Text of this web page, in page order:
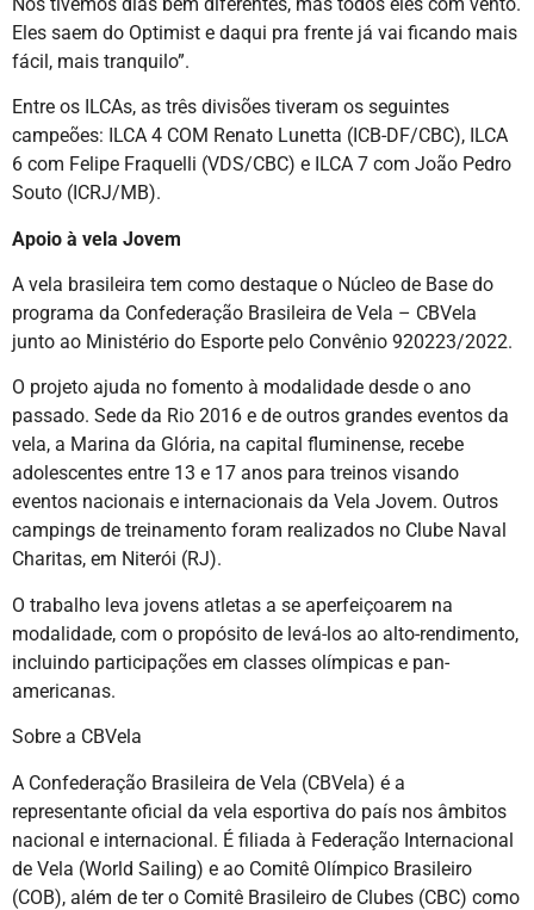
Eles saem do Optimist e daqui pra frente já vai ficando mais
fácil, mais tranquilo”.
Entre os ILCAs, as três divisões tiveram os seguintes
campeões: ILCA 4 COM Renato Lunetta (ICB-DF/CBC), ILCA
6 com Felipe Fraquelli (VDS/CBC) e ILCA 7 com João Pedro
Souto (ICRJ/MB).
Apoio à vela Jovem
A vela brasileira tem como destaque o Núcleo de Base do
programa da Confederação Brasileira de Vela – CBVela
junto ao Ministério do Esporte pelo Convênio 920223/2022.
O projeto ajuda no fomento à modalidade desde o ano
passado. Sede da Rio 2016 e de outros grandes eventos da
vela, a Marina da Glória, na capital fluminense, recebe
adolescentes entre 13 e 17 anos para treinos visando
eventos nacionais e internacionais da Vela Jovem. Outros
campings de treinamento foram realizados no Clube Naval
Charitas, em Niterói (RJ).
O trabalho leva jovens atletas a se aperfeiçoarem na
modalidade, com o propósito de levá-los ao alto-rendimento,
incluindo participações em classes olímpicas e pan-
americanas.
Sobre a CBVela
A Confederação Brasileira de Vela (CBVela) é a
representante oficial da vela esportiva do país nos âmbitos
nacional e internacional. É filiada à Federação Internacional
de Vela (World Sailing) e ao Comitê Olímpico Brasileiro
(COB), além de ter o Comitê Brasileiro de Clubes (CBC) como